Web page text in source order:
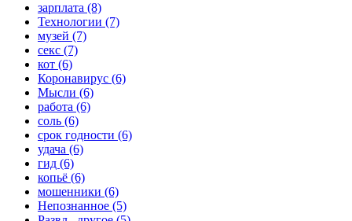
зарплата (8)
Технологии (7)
музей (7)
секс (7)
кот (6)
Коронавирус (6)
Мысли (6)
работа (6)
соль (6)
срок годности (6)
удача (6)
гид (6)
копьё (6)
мошенники (6)
Непознанное (5)